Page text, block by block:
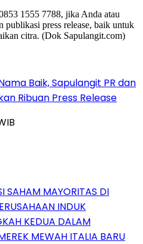
Baik, Sapulangit PR dan
Ribuan Press Release
SAHAM MAYORITAS DI
INDUK
KEDUA DALAM
MEWAH ITALIA BARU